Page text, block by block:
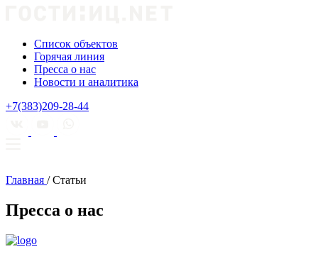
Список объектов
Горячая линия
Пресса о нас
Новости и аналитика
+7(383)209-28-44
Главная / Статьи
Пресса о нас